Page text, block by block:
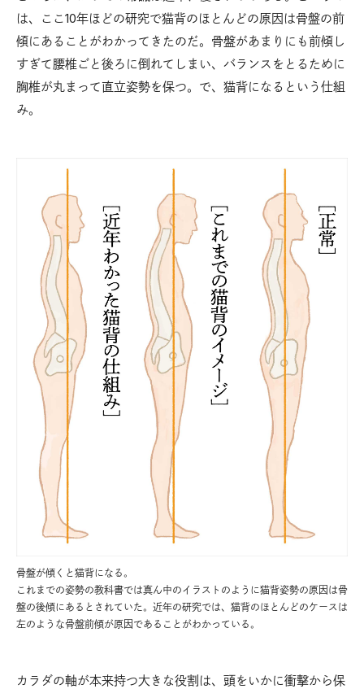
は、ここ10年ほどの研究で猫背のほとんどの原因は骨盤の前
傾にあることがわかってきたのだ。骨盤があまりにも前傾し
すぎて腰椎ごと後ろに倒れてしまい、バランスをとるために
胸椎が丸まって直立姿勢を保つ。で、猫背になるという仕組
み。
骨盤が傾くと猫背になる。
これまでの姿勢の教科書では真ん中のイラストのように猫背姿勢の原因は骨
盤の後傾にあるとされていた。近年の研究では、猫背のほとんどのケースは
左のような骨盤前傾が原因であることがわかっている。
カラダの軸が本来持つ大きな役割は、頭をいかに衝撃から保